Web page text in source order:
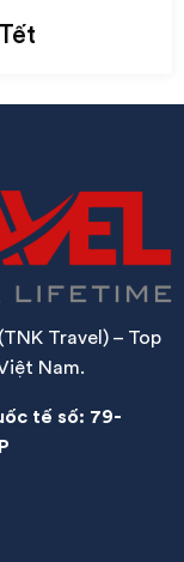
Travel) – Top
Nam.
tế số: 79-